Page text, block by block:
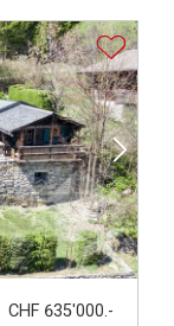
CHF 635'000.-